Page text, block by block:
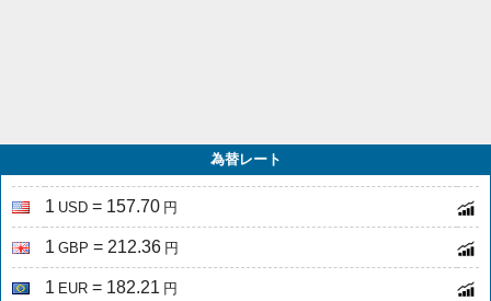
為替レート
1 USD = 157.70 円
1 GBP = 212.36 円
1 EUR = 182.21 円